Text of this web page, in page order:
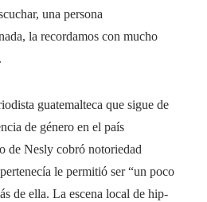
una persona
la recordamos con mucho
guatemalteca que sigue de
de género en el país
de Nesly cobró notoriedad
le permitió ser “un poco
de ella. La escena local de hip-